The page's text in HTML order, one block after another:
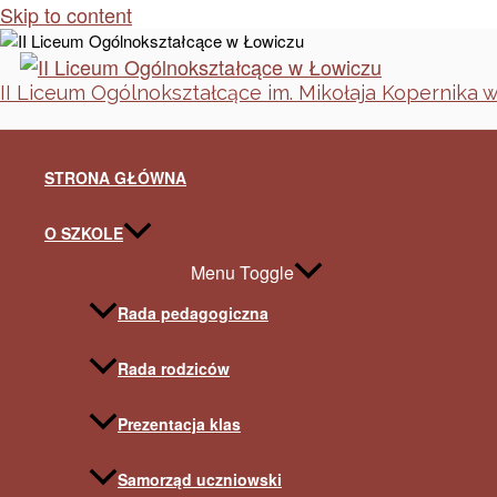
Skip to content
II Liceum Ogólnokształcące im. Mikołaja Kopernika
STRONA GŁÓWNA
O SZKOLE
Menu Toggle
Rada pedagogiczna
Rada rodziców
Prezentacja klas
Samorząd uczniowski